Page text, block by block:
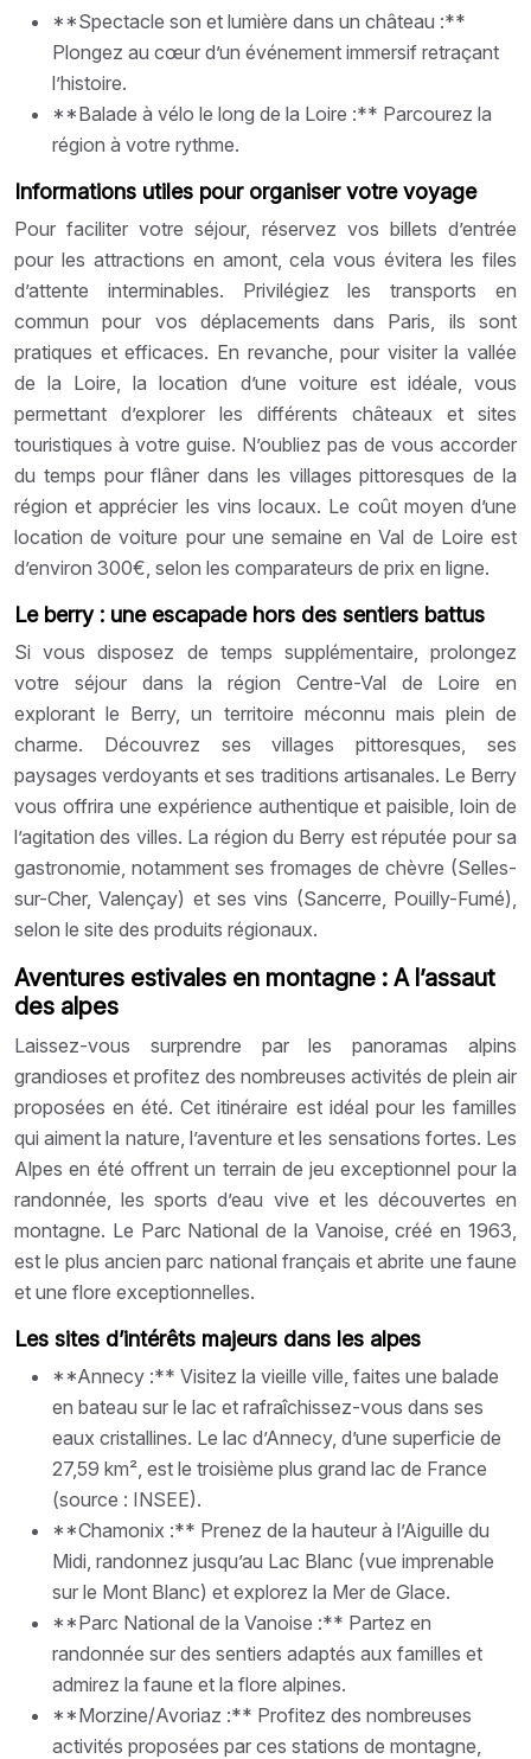
**Spectacle son et lumière dans un château :**
Plongez au cœur d’un événement immersif retraçant
l’histoire.
**Balade à vélo le long de la Loire :** Parcourez la
région à votre rythme.
Informations utiles pour organiser votre voyage
Pour faciliter votre séjour, réservez vos billets d’entrée
pour les attractions en amont, cela vous évitera les files
d’attente interminables. Privilégiez les transports en
commun pour vos déplacements dans Paris, ils sont
pratiques et efficaces. En revanche, pour visiter la vallée
de la Loire, la location d’une voiture est idéale, vous
permettant d’explorer les différents châteaux et sites
touristiques à votre guise. N’oubliez pas de vous accorder
du temps pour flâner dans les villages pittoresques de la
région et apprécier les vins locaux. Le coût moyen d’une
location de voiture pour une semaine en Val de Loire est
d’environ 300€, selon les comparateurs de prix en ligne.
Le berry : une escapade hors des sentiers battus
Si vous disposez de temps supplémentaire, prolongez
votre séjour dans la région Centre-Val de Loire en
explorant le Berry, un territoire méconnu mais plein de
charme. Découvrez ses villages pittoresques, ses
paysages verdoyants et ses traditions artisanales. Le Berry
vous offrira une expérience authentique et paisible, loin de
l’agitation des villes. La région du Berry est réputée pour sa
gastronomie, notamment ses fromages de chèvre (Selles-
sur-Cher, Valençay) et ses vins (Sancerre, Pouilly-Fumé),
selon le site des produits régionaux.
Aventures estivales en montagne : A l’assaut
des alpes
Laissez-vous surprendre par les panoramas alpins
grandioses et profitez des nombreuses activités de plein air
proposées en été. Cet itinéraire est idéal pour les familles
qui aiment la nature, l’aventure et les sensations fortes. Les
Alpes en été offrent un terrain de jeu exceptionnel pour la
randonnée, les sports d’eau vive et les découvertes en
montagne. Le Parc National de la Vanoise, créé en 1963,
est le plus ancien parc national français et abrite une faune
et une flore exceptionnelles.
Les sites d’intérêts majeurs dans les alpes
**Annecy :** Visitez la vieille ville, faites une balade
en bateau sur le lac et rafraîchissez-vous dans ses
eaux cristallines. Le lac d’Annecy, d’une superficie de
27,59 km², est le troisième plus grand lac de France
(source : INSEE).
**Chamonix :** Prenez de la hauteur à l’Aiguille du
Midi, randonnez jusqu’au Lac Blanc (vue imprenable
sur le Mont Blanc) et explorez la Mer de Glace.
**Parc National de la Vanoise :** Partez en
randonnée sur des sentiers adaptés aux familles et
admirez la faune et la flore alpines.
**Morzine/Avoriaz :** Profitez des nombreuses
activités proposées par ces stations de montagne,